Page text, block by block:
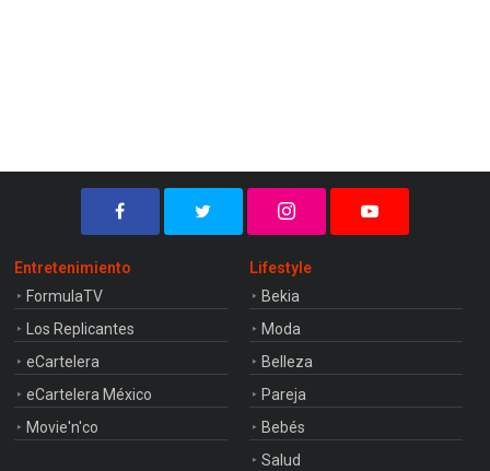
Entretenimiento
FormulaTV
Los Replicantes
eCartelera
eCartelera México
Movie'n'co
Lifestyle
Bekia
Moda
Belleza
Pareja
Bebés
Salud